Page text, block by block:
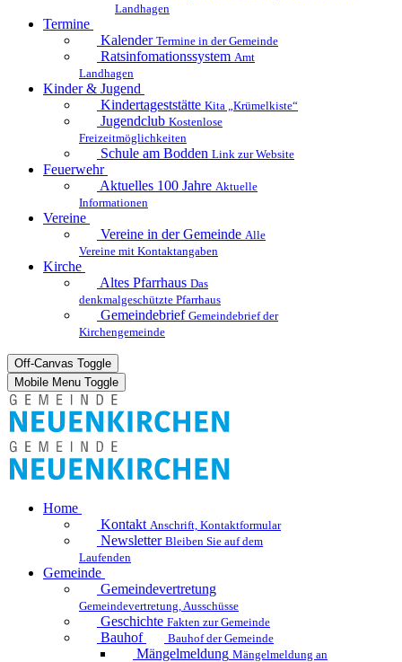
Landhagen
Termine
Kalender Termine in der Gemeinde
Ratsinfomationssystem Amt
Landhagen
Kinder & Jugend
Kindertageststätte Kita „Krümelkiste“
Jugendclub Kostenlose
Freizeitmöglichkeiten
Schule am Bodden Link zur Website
Feuerwehr
Aktuelles 100 Jahre Aktuelle
Informationen
Vereine
Vereine in der Gemeinde Alle
Vereine mit Kontaktangaben
Kirche
Altes Pfarrhaus Das
denkmalgeschützte Pfarrhaus
Gemeindebrief Gemeindebrief der
Kirchengemeinde
Off-Canvas Toggle
Mobile Menu Toggle
Home
Kontakt Anschrift, Kontaktformular
Newsletter Bleiben Sie auf dem
Laufenden
Gemeinde
Gemeindevertretung
Gemeindevertretung, Ausschüsse
Geschichte Fakten zur Gemeinde
Bauhof Bauhof der Gemeinde
Mängelmeldung Mängelmeldung an